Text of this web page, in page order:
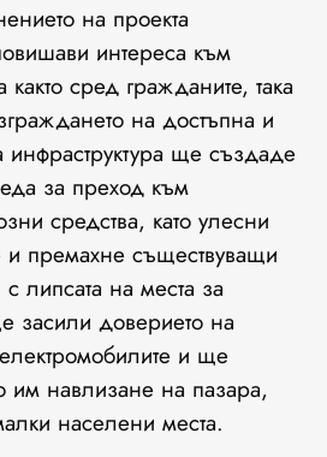
на проекта
интереса към
както сред гражданите, така
на достъпна и
ще създаде
за преход към
средства, като улесни
и премахне съществуващи
липсата на места за
засили доверието на
и ще
им навлизане на пазара,
населени места.